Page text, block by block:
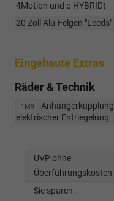
4Motion und e-HYBRID)
20 Zoll Alu-Felgen
Eingebaute Extras
Räder & Technik
1M9
elektrischer Entriegelung
UVP ohne
Überführungskosten
Sie sparen: